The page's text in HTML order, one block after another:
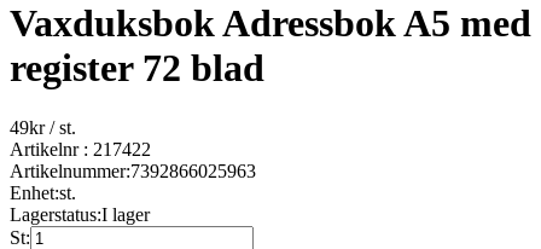
Vaxduksbok Adressbok A5 med
register 72 blad
49kr/ st.
Artikelnr : 217422
Artikelnummer:7392866025963
Enhet:st.
Lagerstatus:I lager
St: